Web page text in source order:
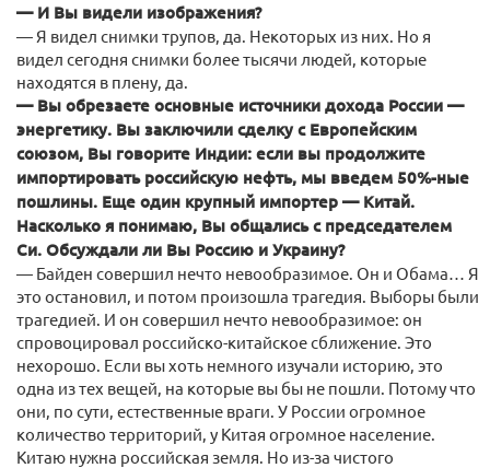
— И Вы видели изображения?
— Я видел снимки трупов, да. Некоторых из них. Но я
видел сегодня снимки более тысячи людей, которые
находятся в плену, да.
— Вы обрезаете основные источники дохода России —
энергетику. Вы заключили сделку с Европейским
союзом, Вы говорите Индии: если вы продолжите
импортировать российскую нефть, мы введем 50%-ные
пошлины. Еще один крупный импортер — Китай.
Насколько я понимаю, Вы общались с председателем
Си. Обсуждали ли Вы Россию и Украину?
— Байден совершил нечто невообразимое. Он и Обама… Я
это остановил, и потом произошла трагедия. Выборы были
трагедией. И он совершил нечто невообразимое: он
спровоцировал российско-китайское сближение. Это
нехорошо. Если вы хоть немного изучали историю, это
одна из тех вещей, на которые вы бы не пошли. Потому что
они, по сути, естественные враги. У России огромное
количество территорий, у Китая огромное население.
Китаю нужна российская земля. Но из-за чистого